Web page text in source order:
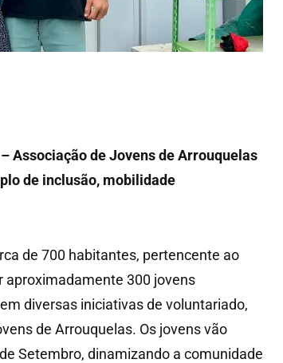
Associação de Jovens de Arrouquelas
de inclusão, mobilidade
de 700 habitantes, pertencente ao
aproximadamente 300 jovens
diversas iniciativas de voluntariado,
de Arrouquelas. Os jovens vão
Setembro, dinamizando a comunidade